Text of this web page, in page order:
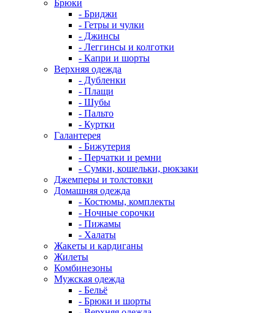
Брюки
- Бриджи
- Гетры и чулки
- Джинсы
- Леггинсы и колготки
- Капри и шорты
Верхняя одежда
- Дубленки
- Плащи
- Шубы
- Пальто
- Куртки
Галантерея
- Бижутерия
- Перчатки и ремни
- Сумки, кошельки, рюкзаки
Джемперы и толстовки
Домашняя одежда
- Костюмы, комплекты
- Ночные сорочки
- Пижамы
- Халаты
Жакеты и кардиганы
Жилеты
Комбинезоны
Мужская одежда
- Бельё
- Брюки и шорты